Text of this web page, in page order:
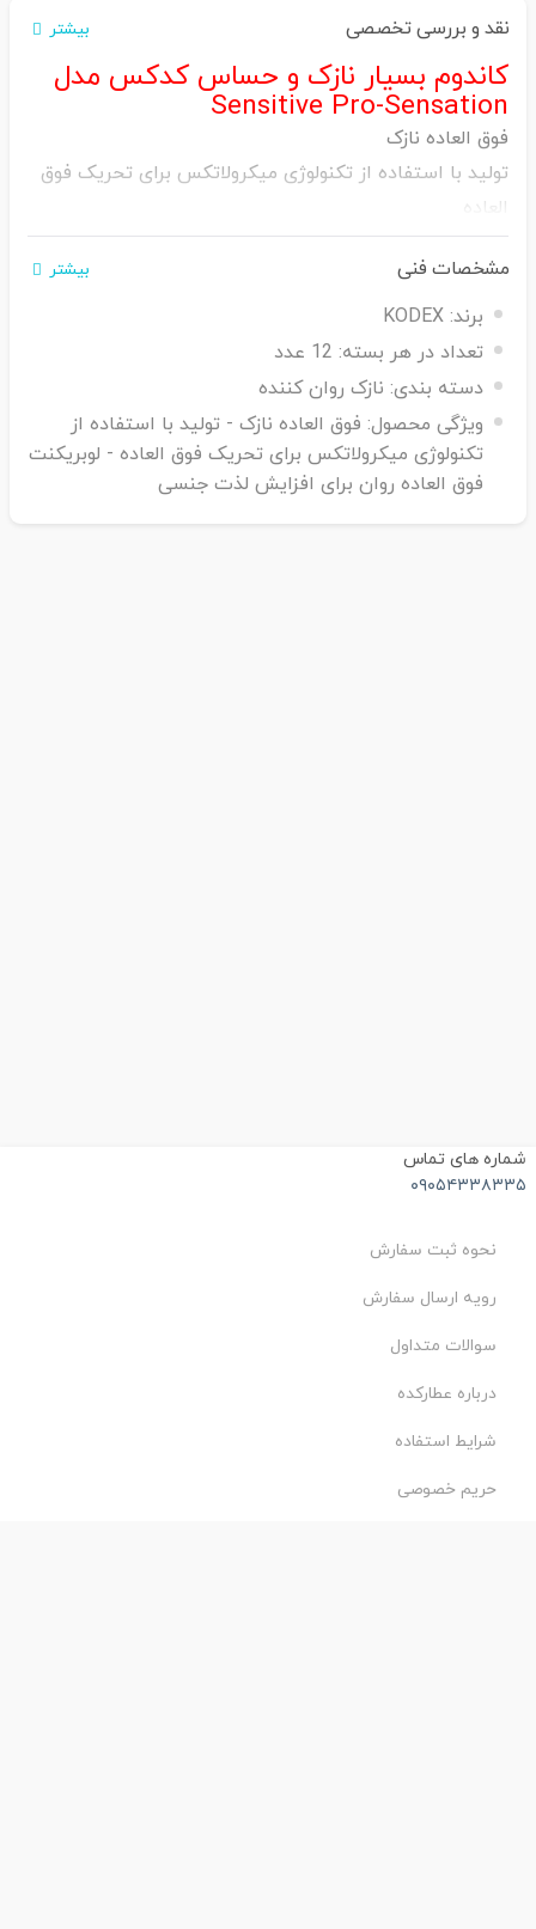
نقد و بررسی تخصصی بیشتر
کاندوم بسیار نازک و حساس کدکس مدل
Sensitive Pro-Sensation
فوق العاده نازک
تولید با استفاده از تکنولوژی میکرولاتکس برای تحریک فوق
العاده
لوبریکنت فوق العاده روان برای افزایش لذت جنسی
مشخصات فنی
بیشتر
برند: KODEX
تعداد در هر بسته: 12 عدد
دسته بندی: نازک روان کننده
ویژگی محصول: فوق العاده نازک - تولید با استفاده از
تکنولوژی میکرولاتکس برای تحریک فوق العاده - لوبریکنت
فوق العاده روان برای افزایش لذت جنسی
های تماس
نحوه ثبت سفارش
رویه ارسال سفارش
سوالات متداول
درباره عطارکده
شرایط استفاده
حریم خصوصی